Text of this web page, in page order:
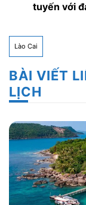
tuyến với
Lào Cai
BÀI VIẾT
LỊCH